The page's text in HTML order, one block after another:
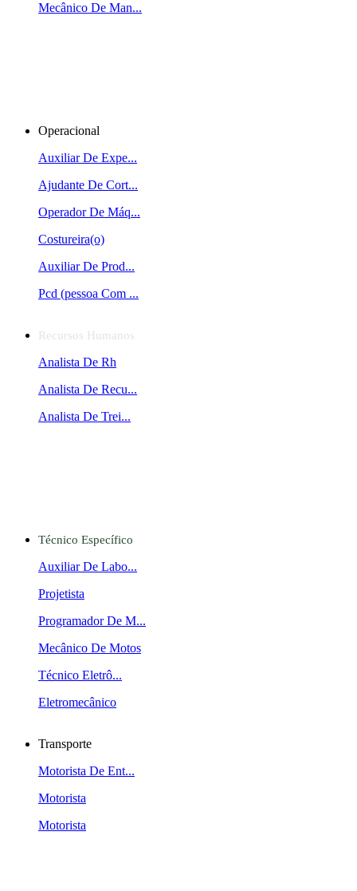
Mecânico De Man...
Operacional
Auxiliar De Expe...
Ajudante De Cort...
Operador De Máq...
Costureira(o)
Auxiliar De Prod...
Pcd (pessoa Com ...
Recursos Humanos
Analista De Rh
Analista De Recu...
Analista De Trei...
Técnico Específico
Auxiliar De Labo...
Projetista
Programador De M...
Mecânico De Motos
Técnico Eletrô...
Eletromecânico
Transporte
Motorista De Ent...
Motorista
Motorista